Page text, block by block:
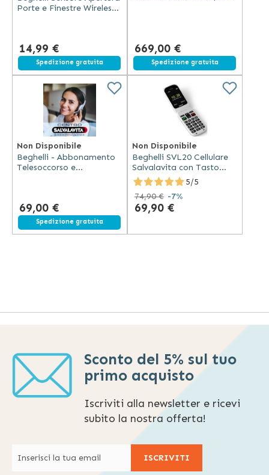
Porte e Finestre Wireless
14,99 €
Spedizione gratuita
669,00 €
Spedizione gratuita
Non Disponibile
Beghelli - Abbonamento
Telesoccorso e
69,00 €
Spedizione gratuita
Non Disponibile
Beghelli SVL20 Cellulare
Salvalavita con Tasto
Emergenza
5/5
74,90 € -7%
69,90 €
Sconto del 5% sul tuo
primo acquisto
Iscriviti alla newsletter e ricevi
subito la nostra offerta!
ISCRIVITI